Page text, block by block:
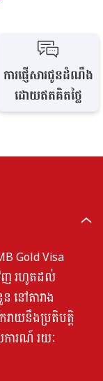
ការផ្ញើសារជូនដំណឹង
ដោយឥតគិតថ្លៃ
Gold Visa
ញ រហូតដល់
នៅតារាង
ាយនឹងប្រតិបត្តិ
ការណ៍ រយៈ